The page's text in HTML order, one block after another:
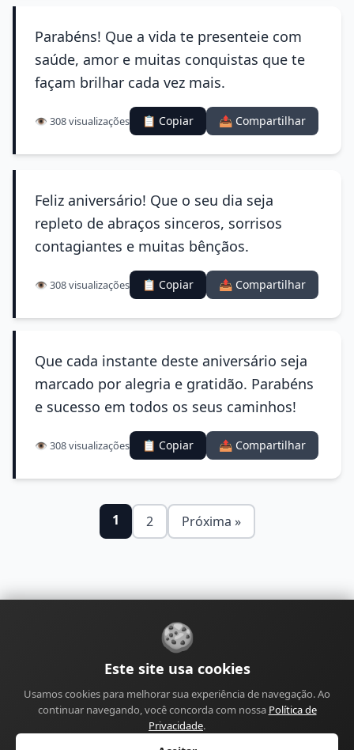
Parabéns! Que a vida te presenteie com
saúde, amor e muitas conquistas que te
façam brilhar cada vez mais.
👁️ 308 visualizações 📋 Copiar 📤 Compartilhar
Feliz aniversário! Que o seu dia seja
repleto de abraços sinceros, sorrisos
contagiantes e muitas bênçãos.
👁️ 308 visualizações 📋 Copiar 📤 Compartilhar
Que cada instante deste aniversário seja
marcado por alegria e gratidão. Parabéns
e sucesso em todos os seus caminhos!
👁️ 308 visualizações 📋 Copiar 📤 Compartilhar
1 2 Próxima »
ContatoPolítica de Privacidade
Política de Correções Política de Monetização
Perfil do AutorTermos de UsoSiteSitemap
🍪
Este site usa cookies
Usamos cookies para melhorar sua experiência de navegação. Ao
continuar navegando, você concorda com nossa Política de
Privacidade.